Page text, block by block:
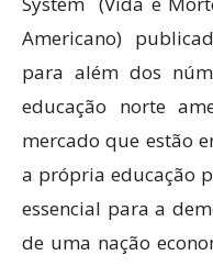
Americano)
para além dos
educação norte
mercado que estão
a própria educação
essencial para a
de uma nação